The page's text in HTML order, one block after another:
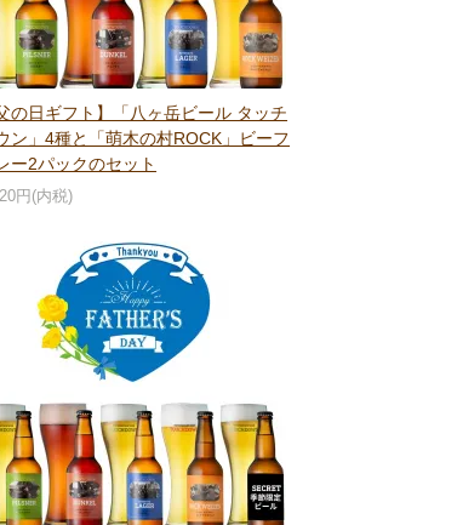
父の日ギフト】「八ヶ岳ビール タッチ
ン」4種と「萌木の村ROCK」ビーフ
ー2パックのセット
円(内税)